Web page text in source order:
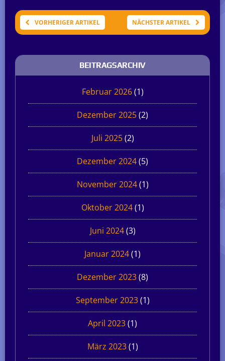
VORHERIGER ARTIKEL NÄCHSTER ARTIKEL
BEITRAGSARCHIV
Februar 2026(1)
Dezember 2025(2)
Juli 2025(2)
Dezember 2024(5)
November 2024(1)
Oktober 2024(1)
Juni 2024(3)
Januar 2024(1)
Dezember 2023(8)
September 2023(1)
April 2023(1)
März 2023(1)